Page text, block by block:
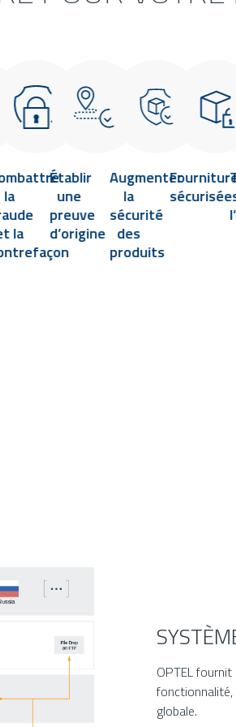
la
la
Établir
une
preuve
d’origine
Augmenter
la
sécurité
des
produits
OPTEL
globale.